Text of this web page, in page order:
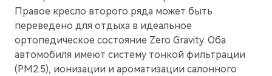
Правое кресло второго ряда может быть
переведено для отдыха в идеальное
ортопедическое состояние Zero Gravity. Оба
автомобиля имеют систему тонкой фильтрации
(РМ2.5), ионизации и ароматизации салонного